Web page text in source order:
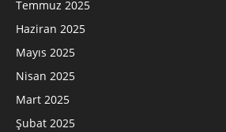
Temmuz 2025
Haziran 2025
Mayıs 2025
Nisan 2025
Mart 2025
Şubat 2025